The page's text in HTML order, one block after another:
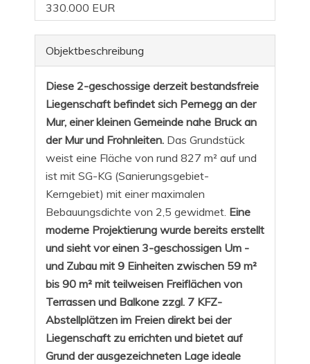
330.000 EUR
Objekt­beschreibung
Diese 2-geschossige derzeit bestandsfreie
Liegenschaft befindet sich Pernegg an der
Mur, einer kleinen Gemeinde nahe Bruck an
der Mur und Frohnleiten. Das Grundstück
weist eine Fläche von rund 827 m² auf und
ist mit SG-KG (Sanierungsgebiet-
Kerngebiet) mit einer maximalen
Bebauungsdichte von 2,5 gewidmet. Eine
moderne Projektierung wurde bereits erstellt
und sieht vor einen 3-geschossigen Um -
und Zubau mit 9 Einheiten zwischen 59 m²
bis 90 m² mit teilweisen Freiflächen von
Terrassen und Balkone zzgl. 7 KFZ-
Abstellplätzen im Freien direkt bei der
Liegenschaft zu errichten und bietet auf
Grund der ausgezeichneten Lage ideale